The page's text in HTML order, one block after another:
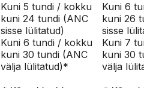
Kuni 5 tundi / kokku
kuni 24 tundi (ANC
sisse lülitatud)
Kuni 6 tundi / kokku
kuni 30 tundi (ANC
välja lülitatud)*
Kuni 6
kuni 26
sisse
Kuni 7
kuni 30
välja